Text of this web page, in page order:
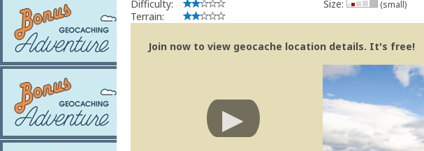
Difficulty:
Terrain:
Size: (small)
Join now to view geocache location details. It's free!